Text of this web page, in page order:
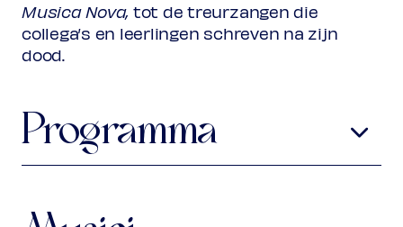
Musica Nova, tot de treurzangen die
collega’s en leerlingen schreven na zijn
dood.
Programma
Qual dolcezza giamai